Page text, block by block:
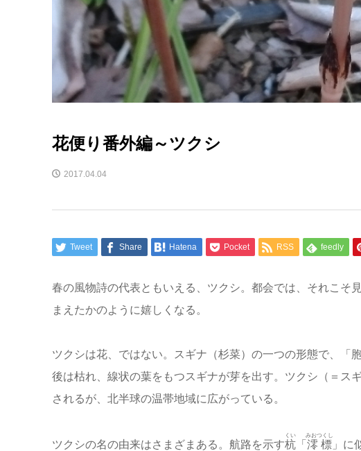
花便り番外編～ツクシ
2017.04.04
Tweet Share Hatena Pocket RSS feedly
春の風物詩の代表ともいえる、ツクシ。都会では、それこそ
まえたかのように嬉しくなる。
ツクシは花、ではない。スギナ（杉菜）の一つの形態で、「
後は枯れ、線状の葉をもつスギナが芽を出す。ツクシ（＝ス
されるが、北半球の温帯地域に広がっている。
ツクシの名の由来はさまざまある。航路を示す杭
くい
「 澪標
みおつくし
」に